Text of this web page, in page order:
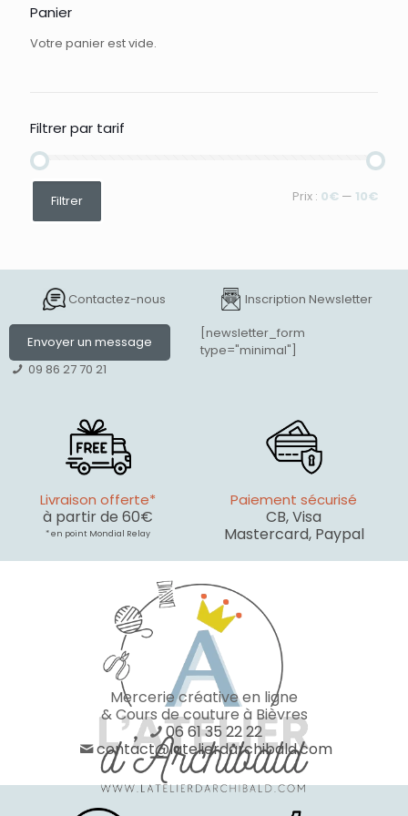
Panier
Votre panier est vide.
Filtrer par tarif
Prix
min
Prix
maxFiltrer Prix : 0€ — 10€
Contactez-nous
Envoyer un message
09 86 27 70 21
Inscription Newsletter
[newsletter_form
type="minimal"]
Livraison offerte*
à partir de 60€
* en point Mondial Relay
Paiement sécurisé
CB, Visa
Mastercard, Paypal
Mercerie créative en ligne
& Cours de couture à Bièvres
06 61 35 22 22
contact@latelierdarchibald.com